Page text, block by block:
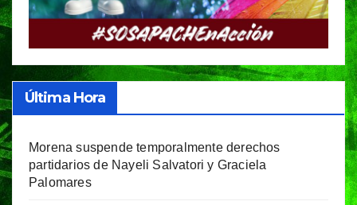
Última Hora
Morena suspende temporalmente derechos
partidarios de Nayeli Salvatori y Graciela
Palomares